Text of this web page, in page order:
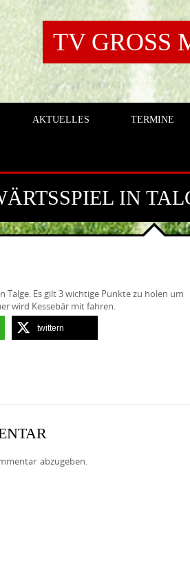
TV GROSS
AKTUELLES TERMINE
IN
Talge. Es gilt 3 wichtige Punkte zu holen um
wird Kessebär mit fahren.
twittern
abzugeben.